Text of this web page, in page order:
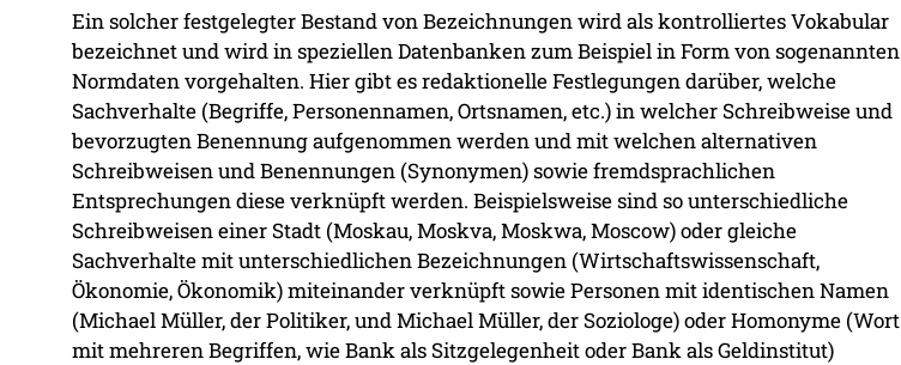
Ein solcher festgelegter Bestand von Bezeichnungen wird als kontrolliertes Vokabular
bezeichnet und wird in speziellen Datenbanken zum Beispiel in Form von sogenannten
Normdaten vorgehalten. Hier gibt es redaktionelle Festlegungen darüber, welche
Sachverhalte (Begriffe, Personennamen, Ortsnamen, etc.) in welcher Schreibweise und
bevorzugten Benennung aufgenommen werden und mit welchen alternativen
Schreibweisen und Benennungen (Synonymen) sowie fremdsprachlichen
Entsprechungen diese verknüpft werden. Beispielsweise sind so unterschiedliche
Schreibweisen einer Stadt (Moskau, Moskva, Moskwa, Moscow) oder gleiche
Sachverhalte mit unterschiedlichen Bezeichnungen (Wirtschaftswissenschaft,
Ökonomie, Ökonomik) miteinander verknüpft sowie Personen mit identischen Namen
(Michael Müller, der Politiker, und Michael Müller, der Soziologe) oder Homonyme (Wort
mit mehreren Begriffen, wie Bank als Sitzgelegenheit oder Bank als Geldinstitut)